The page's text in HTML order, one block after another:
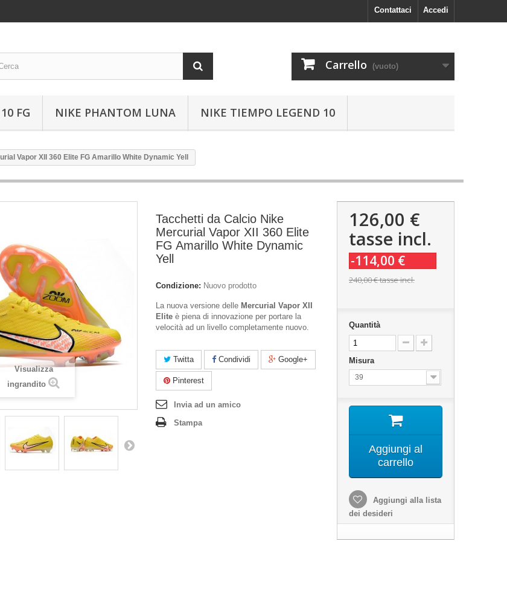
Accedi
Contattaci
Carrello (vuoto)
FG NIKE PHANTOM LUNA NIKE TIEMPO LEGEND 10
Vapor XII 360 Elite FG Amarillo White Dynamic Yell
Visualizza
ingrandito
Tacchetti da Calcio Nike
Mercurial Vapor XII 360 Elite
FG Amarillo White Dynamic
Yell
Condizione: Nuovo prodotto
La nuova versione delle Mercurial Vapor XII
Elite è piena di innovazione per portare la
velocità ad un livello completamente nuovo.
Twitta Condividi Google+
Pinterest
Invia ad un amico
Stampa
126,00 €
tasse incl.
-114,00 €
240,00 €tasse incl.
Quantità
Misura
39
Aggiungi al
carrello
Aggiungi alla lista
dei desideri